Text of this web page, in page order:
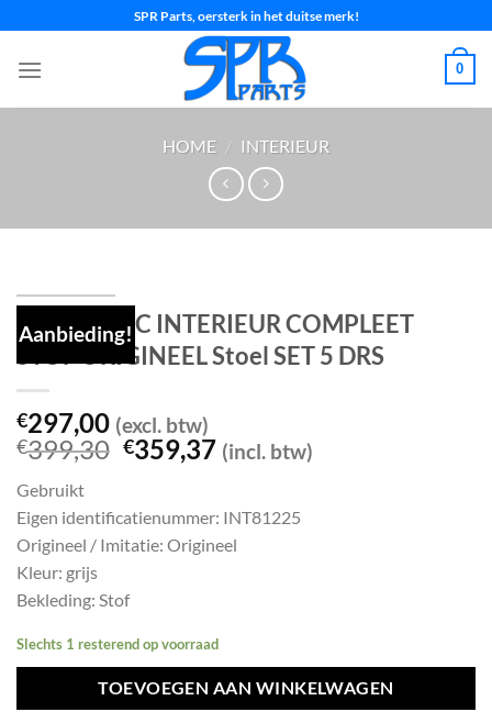
inhoud
SPR Parts, oersterk in het duitse merk!
0
HOME / INTERIEUR
Aanbieding!
POLO 6R 6C INTERIEUR COMPLEET
STOF ORIGINEEL Stoel SET 5 DRS
€297,00 (excl. btw)
€399,30 Oorspronkelijke
€399,30.
€359,37Huidige
prijs
€359,37.
(incl. btw)
Gebruikt
Eigen identificatienummer: INT81225
Origineel / Imitatie: Origineel
Kleur: grijs
Bekleding: Stof
Slechts 1 resterend op voorraad
TOEVOEGEN AAN WINKELWAGEN